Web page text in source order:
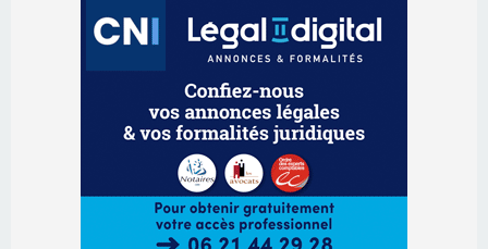
Les brèves
Ucciani – Marché des producteurs à Cruculi le
Corte – L’association A Nuciola organise une
projection sous les étoiles